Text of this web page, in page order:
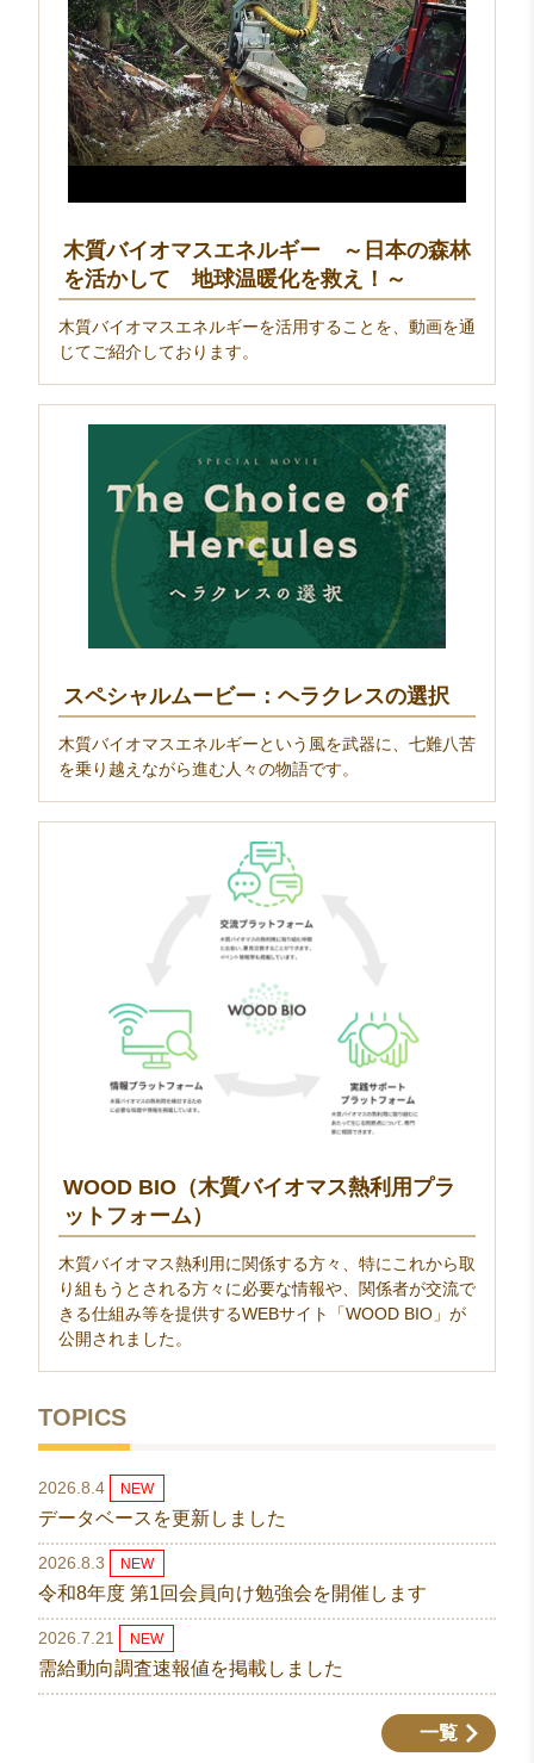
木質バイオマスエネルギー ～日本の森林
を活かして 地球温暖化を救え！～
木質バイオマスエネルギーを活用することを、動画を通
じてご紹介しております。
スペシャルムービー：ヘラクレスの選択
木質バイオマスエネルギーという風を武器に、七難八苦
を乗り越えながら進む人々の物語です。
WOOD BIO（木質バイオマス熱利用プラ
ットフォーム）
木質バイオマス熱利用に関係する方々、特にこれから取
り組もうとされる方々に必要な情報や、関係者が交流で
きる仕組み等を提供するWEBサイト「WOOD BIO」が
公開されました。
TOPICS
2026.8.4 NEW
データベースを更新しました
2026.8.3 NEW
令和8年度 第1回会員向け勉強会を開催します
2026.7.21 NEW
需給動向調査速報値を掲載しました
一覧